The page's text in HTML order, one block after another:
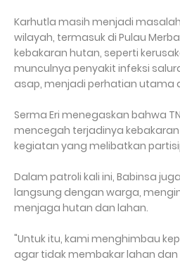
Karhutla masih menjadi
wilayah, termasuk di Pulau
kebakaran hutan, seperti
munculnya penyakit infeksi
asap, menjadi perhatian utama
Serma Eri menegaskan bahwa
mencegah terjadinya
kegiatan yang melibatkan
Dalam patroli kali ini, Babinsa
langsung dengan warga,
menjaga hutan dan lahan.
"Untuk itu, kami menghimbau
agar tidak membakar lahan